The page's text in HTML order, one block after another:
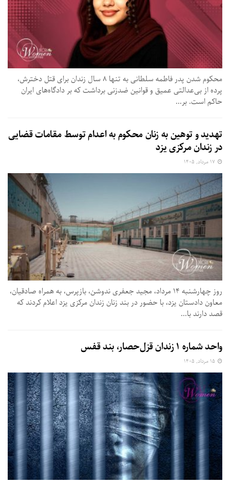
محکوم شدن پدر فاطمه سلطانی به تنها ۸ سال زندان برای قتل دخترش،
پرده از بی‌عدالتی عمیق و قوانین ضدزنی برداشت که بر دادگاه‌های ایران
حاکم است. بر...
تهدید و توهین به زنان محکوم به اعدام توسط مقامات قضایی
در زندان مرکزی یزد
روز چهارشنبه ۱۴ مرداد، مجید جعفری ندوشن، بازپرس، به همراه صادقیان،
معاون دادستان یزد، با حضور در بند زنان زندان مرکزی یزد اعلام کردند که
قصد دارند با...
واحد شماره ۱ زندان قزل‌حصار، بند قفس